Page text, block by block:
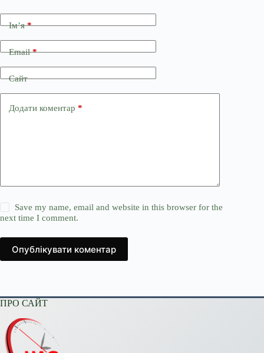
Ім’я*
Email*
Сайт
Додати коментар *
Save my name, email and website in this browser for the
next time I comment.
Опублікувати коментар
ПРО САЙТ